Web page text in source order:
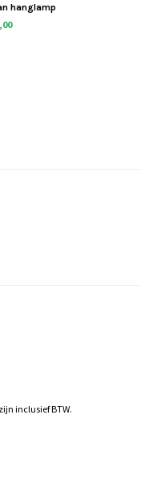
hanglamp
inclusief BTW.